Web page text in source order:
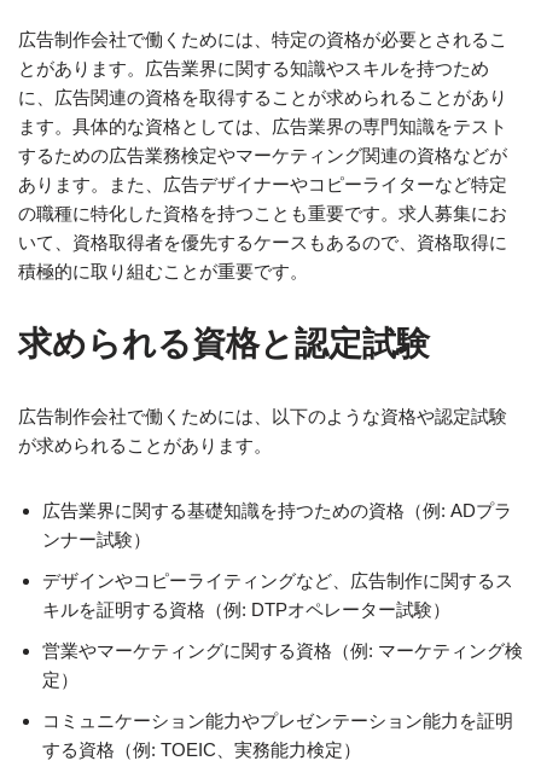
広告制作会社で働くためには、特定の資格が必要とされるこ
とがあります。広告業界に関する知識やスキルを持つため
に、広告関連の資格を取得することが求められることがあり
ます。具体的な資格としては、広告業界の専門知識をテスト
するための広告業務検定やマーケティング関連の資格などが
あります。また、広告デザイナーやコピーライターなど特定
の職種に特化した資格を持つことも重要です。求人募集にお
いて、資格取得者を優先するケースもあるので、資格取得に
積極的に取り組むことが重要です。
求められる資格と認定試験
広告制作会社で働くためには、以下のような資格や認定試験
が求められることがあります。
広告業界に関する基礎知識を持つための資格（例: ADプラ
ンナー試験）
デザインやコピーライティングなど、広告制作に関するス
キルを証明する資格（例: DTPオペレーター試験）
営業やマーケティングに関する資格（例: マーケティング検
定）
コミュニケーション能力やプレゼンテーション能力を証明
する資格（例: TOEIC、実務能力検定）